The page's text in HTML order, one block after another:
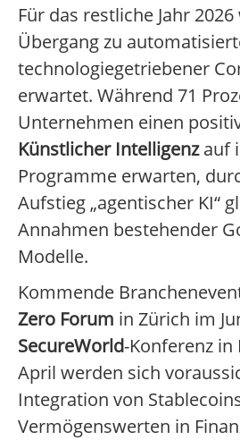
Für das restliche Jahr
Übergang zu
technologiegetriebener
erwartet. Während 71
Unternehmen einen
Künstlicher Intelligenzauf
Programme erwarten,
Aufstieg „agentischer KI“
Annahmen bestehender
Modelle.
Kommende
Zero Forum in Zürich im
SecureWorld-Konferenz in
April werden sich
Integration von
Vermögenswerten in